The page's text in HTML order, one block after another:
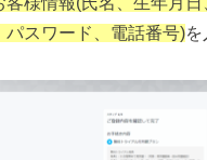
パスワード、電話番号)を